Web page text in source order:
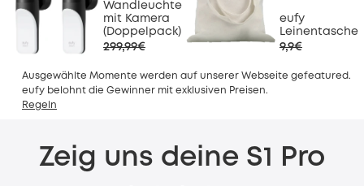
Wandleuchte
mit Kamera
(Doppelpack)
299,99€
eufy
Leinentasche
9,9€
Ausgewählte Momente werden auf unserer Webseite gefeatured.
eufy belohnt die Gewinner mit exklusiven Preisen.
Regeln
Zeig uns deine S1 Pro